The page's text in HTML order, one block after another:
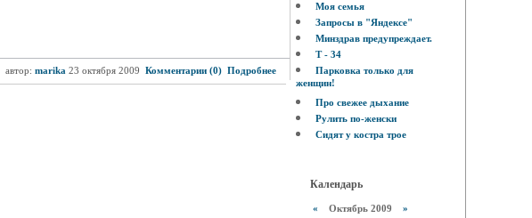
автор: marika 23 октября 2009 Комментарии (0) Подробнее
Моя семья
Запросы в "Яндексе"
Минздрав предупреждает.
Т - 34
Парковка только для
женщин!
Про свежее дыхание
Рулить по-женски
Сидят у костра трое
Календарь
« Октябрь 2009 »